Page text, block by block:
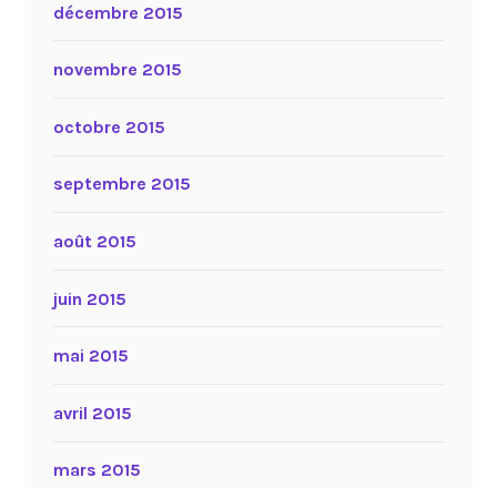
décembre 2015
novembre 2015
octobre 2015
septembre 2015
août 2015
juin 2015
mai 2015
avril 2015
mars 2015